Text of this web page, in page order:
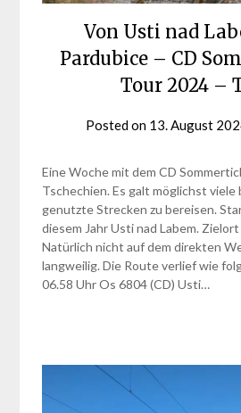
Von Usti nad
Pardubice – CD
Tour 2024 –
Posted on 13. August
Eine Woche mit dem CD
Tschechien. Es galt möglichst viele
genutzte Strecken zu bereisen.
diesem Jahr Usti nad Labem.
Natürlich nicht auf dem direkten
langweilig. Die Route verlief wie
06.58 Uhr Os 6804 (CD) Usti…